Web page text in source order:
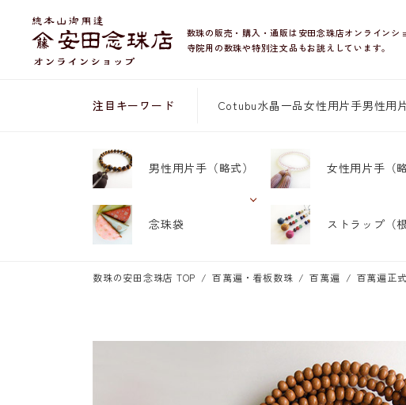
数珠の販売・購入・通販は安田念珠店オンラインシ
寺院用の数珠や特別注文品もお誂えしています。
注目キーワード Cotubu水晶 一品女性用片手男性用
男性用片手 （略式） 女性用片手 （
念珠袋 ストラップ （
数珠の安田念珠店 TOP 百萬遍・看板数珠 百萬遍 百萬遍正